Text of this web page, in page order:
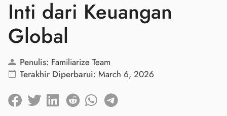
Inti dari Keuangan
Global
Penulis: Familiarize Team
Terakhir Diperbarui: March 6, 2026